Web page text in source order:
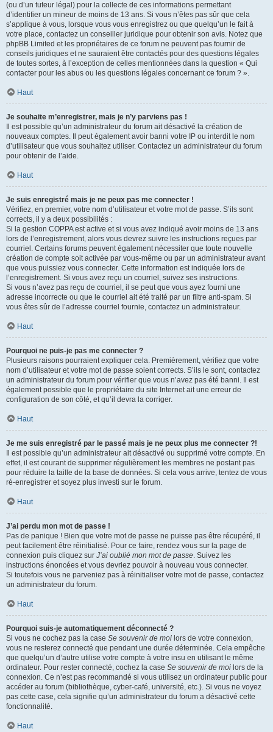
(ou d’un tuteur légal) pour la collecte de ces informations permettant
d’identifier un mineur de moins de 13 ans. Si vous n’êtes pas sûr que cela
s’applique à vous, lorsque vous vous enregistrez ou que quelqu’un le fait à
votre place, contactez un conseiller juridique pour obtenir son avis. Notez que
phpBB Limited et les propriétaires de ce forum ne peuvent pas fournir de
conseils juridiques et ne sauraient être contactés pour des questions légales
de toutes sortes, à l’exception de celles mentionnées dans la question « Qui
contacter pour les abus ou les questions légales concernant ce forum ? ».
Haut
Je souhaite m’enregistrer, mais je n’y parviens pas !
Il est possible qu’un administrateur du forum ait désactivé la création de
nouveaux comptes. Il peut également avoir banni votre IP ou interdit le nom
d’utilisateur que vous souhaitez utiliser. Contactez un administrateur du forum
pour obtenir de l’aide.
Haut
Je suis enregistré mais je ne peux pas me connecter !
Vérifiez, en premier, votre nom d’utilisateur et votre mot de passe. S’ils sont
corrects, il y a deux possibilités :
Si la gestion COPPA est active et si vous avez indiqué avoir moins de 13 ans
lors de l’enregistrement, alors vous devrez suivre les instructions reçues par
courriel. Certains forums peuvent également nécessiter que toute nouvelle
création de compte soit activée par vous-même ou par un administrateur avant
que vous puissiez vous connecter. Cette information est indiquée lors de
l’enregistrement. Si vous avez reçu un courriel, suivez ses instructions.
Si vous n’avez pas reçu de courriel, il se peut que vous ayez fourni une
adresse incorrecte ou que le courriel ait été traité par un filtre anti-spam. Si
vous êtes sûr de l’adresse courriel fournie, contactez un administrateur.
Haut
Pourquoi ne puis-je pas me connecter ?
Plusieurs raisons pourraient expliquer cela. Premièrement, vérifiez que votre
nom d’utilisateur et votre mot de passe soient corrects. S’ils le sont, contactez
un administrateur du forum pour vérifier que vous n’avez pas été banni. Il est
également possible que le propriétaire du site Internet ait une erreur de
configuration de son côté, et qu’il devra la corriger.
Haut
Je me suis enregistré par le passé mais je ne peux plus me connecter ?!
Il est possible qu’un administrateur ait désactivé ou supprimé votre compte. En
effet, il est courant de supprimer régulièrement les membres ne postant pas
pour réduire la taille de la base de données. Si cela vous arrive, tentez de vous
ré-enregistrer et soyez plus investi sur le forum.
Haut
J’ai perdu mon mot de passe !
Pas de panique ! Bien que votre mot de passe ne puisse pas être récupéré, il
peut facilement être réinitialisé. Pour ce faire, rendez vous sur la page de
connexion puis cliquez sur J’ai oublié mon mot de passe. Suivez les
instructions énoncées et vous devriez pouvoir à nouveau vous connecter.
Si toutefois vous ne parveniez pas à réinitialiser votre mot de passe, contactez
un administrateur du forum.
Haut
Pourquoi suis-je automatiquement déconnecté ?
Si vous ne cochez pas la case Se souvenir de moi lors de votre connexion,
vous ne resterez connecté que pendant une durée déterminée. Cela empêche
que quelqu’un d’autre utilise votre compte à votre insu en utilisant le même
ordinateur. Pour rester connecté, cochez la case Se souvenir de moi lors de la
connexion. Ce n’est pas recommandé si vous utilisez un ordinateur public pour
accéder au forum (bibliothèque, cyber-café, université, etc.). Si vous ne voyez
pas cette case, cela signifie qu’un administrateur du forum a désactivé cette
fonctionnalité.
Haut